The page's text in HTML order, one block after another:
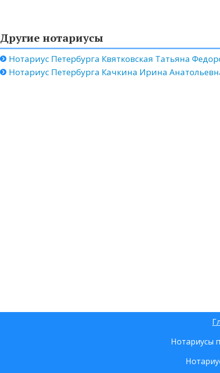
Другие нотариусы
Нотариус Петербурга Квятковская Татьяна
Нотариус Петербурга Качкина Ирина
Нотариусы